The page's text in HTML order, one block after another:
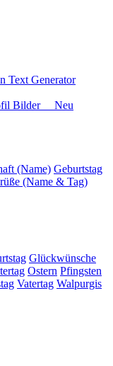
Text Generator
Bilder Neu
(Name) Geburtstag
(Name & Tag)
Glückwünsche
Ostern Pfingsten
Vatertag Walpurgis